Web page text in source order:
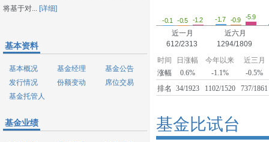
将基于对... [详细]
基本资料
基本概况 基金经理
基金公告
发行情况
份额变动
席位交易
基金托管人
基金业绩
-0.1 -0.5 -1.2
近一月
612/2313
-1.7 -0.9 -5.9
近六月
1294/1809
时间
日涨幅 今年以来
近三月
涨幅
0.6% -1.1%
-0.5%
排名
34/1923 1102/1520 737/1861
基金比试台